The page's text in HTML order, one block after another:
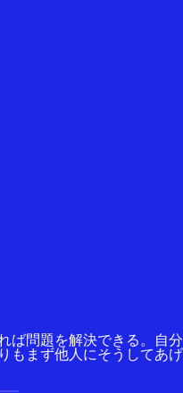
ば問題を解決できる。自分
もまず他人にそうしてあげ